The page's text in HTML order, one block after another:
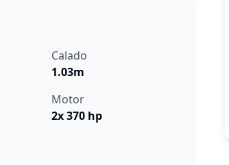
Calado
1.03m
Motor
2x 370 hp